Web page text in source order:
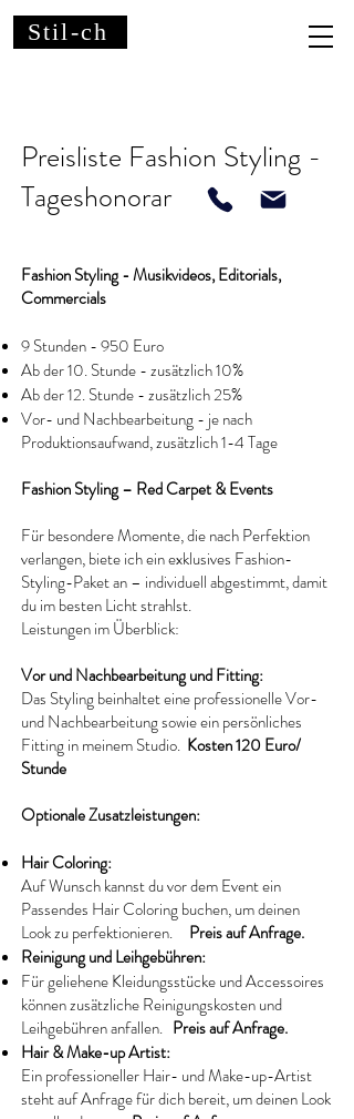
Stil-ch
Preisliste Fashion Styling -
Tageshonorar
Fashion Styling - Musikvideos, Editorials,
Commercials
9 Stunden - 950 Euro
Ab der 10. Stunde - zusätzlich 10%
Ab der 12. Stunde - zusätzlich 25%
Vor- und Nachbearbeitung - je nach
Produktionsaufwand, zusätzlich 1-4 Tage
Fashion Styling – Red Carpet & Events
Für besondere Momente, die nach Perfektion
verlangen, biete ich ein exklusives Fashion-
Styling-Paket an – individuell abgestimmt, damit
du im besten Licht strahlst.
Leistungen im Überblick:
Vor und Nachbearbeitung und Fitting:
Das Styling beinhaltet eine professionelle Vor-
und Nachbearbeitung sowie ein persönliches
Fitting in meinem Studio. Kosten120 Euro/
Stunde
Optionale Zusatzleistungen:
Hair Coloring:
Auf Wunsch kannst du vor dem Event ein
Passendes Hair Coloring buchen, um deinen
Look zu perfektionieren. Preis auf Anfrage.
Reinigung und Leihgebühren:
Für geliehene Kleidungsstücke und Accessoires
können zusätzliche Reinigungskosten und
Leihgebühren anfallen. Preis auf Anfrage.
Hair & Make-up Artist:
Ein professioneller Hair- und Make-up-Artist
steht auf Anfrage für dich bereit, um deinen Look